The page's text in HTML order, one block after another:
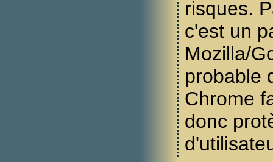
risques.
c'est un
Mozilla/
probable
Chrome
donc